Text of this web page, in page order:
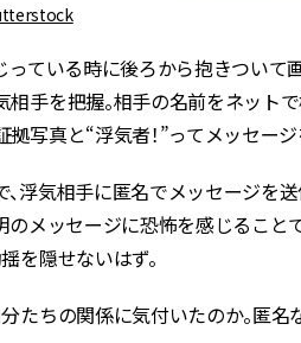
っている時に後ろから抱きついて
手を把握。相手の名前をネット
写真と“浮気者！”ってメッセー
浮気相手に匿名でメッセージを
のメッセージに恐怖を感じるこ
を隠せないはず。
たちの関係に気付いたのか。匿名